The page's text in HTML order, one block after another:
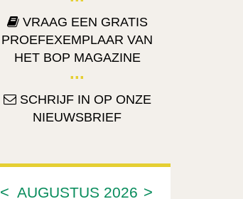
VRAAG EEN GRATIS
PROEFEXEMPLAAR VAN
HET BOP MAGAZINE
SCHRIJF IN OP ONZE
NIEUWSBRIEF
< >
AUGUSTUS 2026